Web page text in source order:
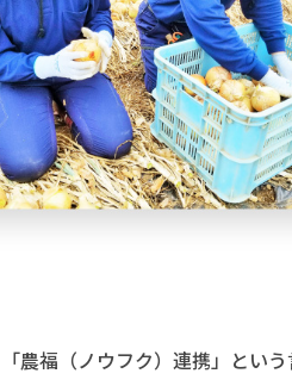
「農福（ノウフク）連携」とい